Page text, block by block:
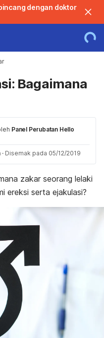
dengan doktor
Bagaimana
Panel Perubatan Hello
· Disemak pada 05/12/2019
zakar seorang lelaki
ereksi serta ejakulasi?